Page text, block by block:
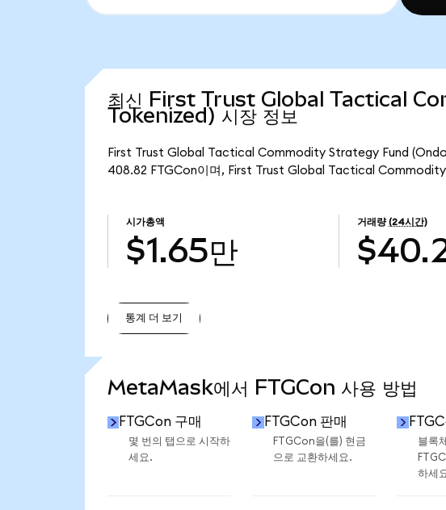
최신 First Trust Global Tactical
Tokenized) 시장 정보
First Trust Global Tactical Commodity Strategy Fund
408.82 FTGCon이며, First Trust Global Tactical
시가총액
$1.65만
거래량 (24시간)
통계 더 보기
MetaMask에서 FTGCon 사용 방법
FTGCon 구매
몇 번의 탭으로 시작하
세요.
FTGCon 판매
FTGCon을(를) 현금
으로 교환하세요.
블록
하세